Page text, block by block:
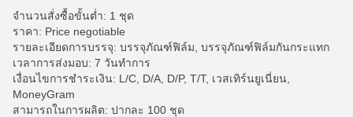
จำนวนสั่งซื้อขั้นต่ำ: 1 ชุด
ราคา: Price negotiable
รายละเอียดการบรรจุ: บรรจุภัณฑ์ฟิล์ม, บรรจุภัณฑ์ฟิล์มกันกระแทก
เวลาการส่งมอบ: 7 วันทำการ
เงื่อนไขการชำระเงิน: L/C, D/A, D/P, T/T, เวสเทิร์นยูเนี่ยน,
MoneyGram
สามารถในการผลิต: ปากละ 100 ชุด